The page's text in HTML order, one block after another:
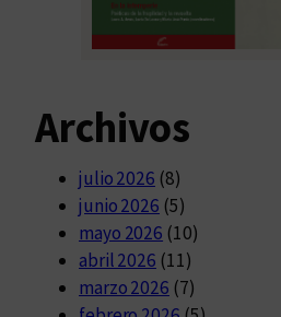
Archivos
julio 2026 (8)
junio 2026 (5)
mayo 2026 (10)
abril 2026 (11)
marzo 2026 (7)